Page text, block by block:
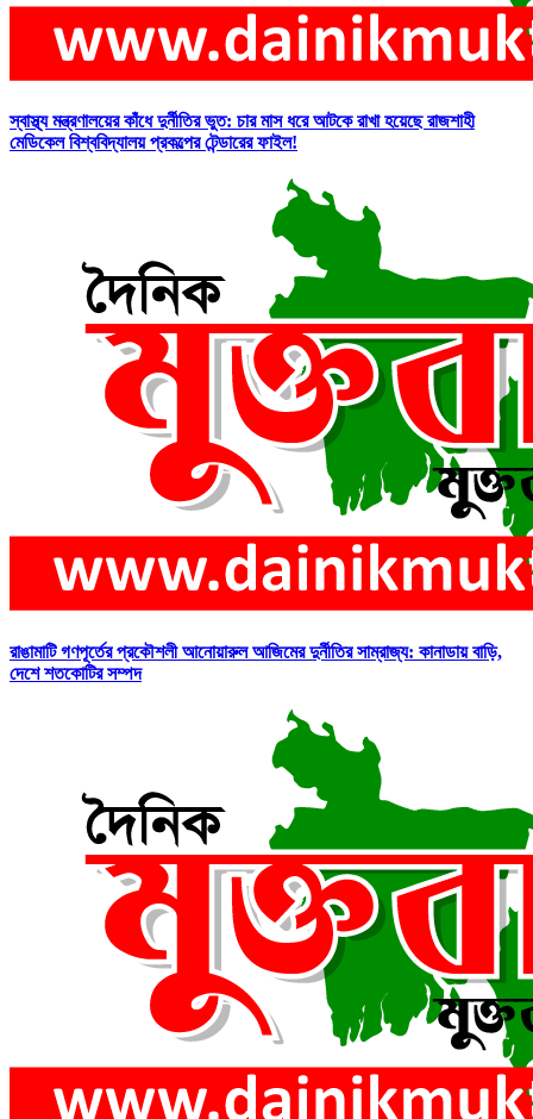
স্বাস্থ্য মন্ত্রণালয়ের কাঁধে দুর্নীতির ভুত: চার মাস ধরে আটকে রাখা হয়েছে রাজশাহী
মেডিকেল বিশ্ববিদ্যালয় প্রকল্পের টেন্ডারের ফাইল!
রাঙামাটি গণপূর্তের প্রকৌশলী আনোয়ারুল আজিমের দুর্নীতির সাম্রাজ্য: কানাডায় বাড়ি,
দেশে শতকোটির সম্পদ